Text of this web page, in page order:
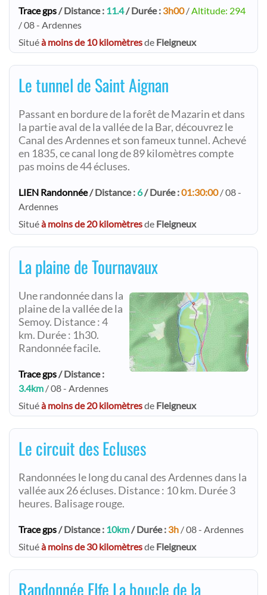
Trace gps/ Distance : 11.4/ Durée : 3h00/Altitude: 294
/ 08 - Ardennes
Situéà moins de 10 kilomètresde Fleigneux
Le tunnel de Saint Aignan
Passant en bordure de la forêt de Mazarin et dans
la partie aval de la vallée de la Bar, découvrez le
Canal des Ardennes et son fameux tunnel. Achevé
en 1835, ce canal long de 89 kilomètres compte
pas moins de 44 écluses.
LIEN Randonnée/ Distance : 6/ Durée :01:30:00/ 08 -
Ardennes
Situéà moins de 20 kilomètresde Fleigneux
La plaine de Tournavaux
Une randonnée dans la
plaine de la vallée de la
Semoy. Distance : 4
km. Durée : 1h30.
Randonnée facile.
Trace gps/ Distance :
3.4km / 08 - Ardennes
Situéà moins de 20 kilomètresde Fleigneux
Le circuit des Ecluses
Randonnées le long du canal des Ardennes dans la
vallée aux 26 écluses. Distance : 10 km. Durée 3
heures. Balisage rouge.
Trace gps/ Distance : 10km/ Durée : 3h / 08 - Ardennes
Situéà moins de 30 kilomètresde Fleigneux
Randonnée Elfe La boucle de la